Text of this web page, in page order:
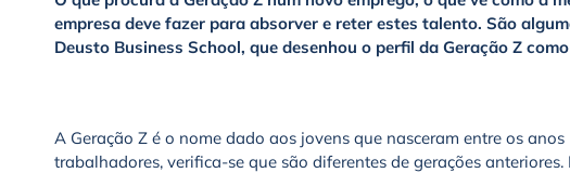
empresa deve fazer para absorver e reter estes talento. São
Deusto Business School, que desenhou o perfil da Geração Z
A Geração Z é o nome dado aos jovens que nasceram entre os
trabalhadores, verifica-se que são diferentes de gerações